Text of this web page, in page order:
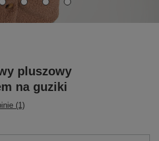
pluszowy
na guziki
(1)